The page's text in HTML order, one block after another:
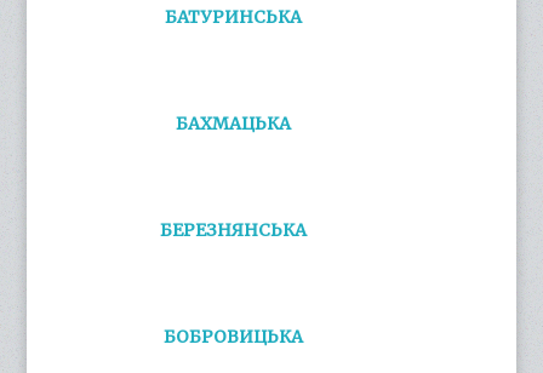
БАТУРИНСЬКА
БАХМАЦЬКА
БЕРЕЗНЯНСЬКА
БОБРОВИЦЬКА